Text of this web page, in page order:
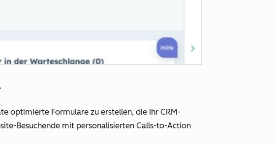
optimierte Formulare zu erstellen, die Ihr CRM-
Besuchende mit personalisierten Calls-to-Action